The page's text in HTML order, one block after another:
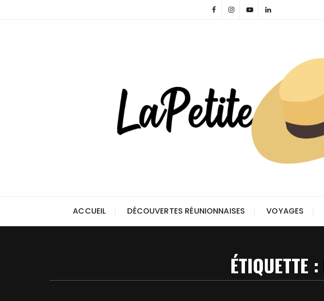
ACCUEIL DÉCOUVERTES RÉUNIONNAISES VOYAGES
ÉTIQUETTE :